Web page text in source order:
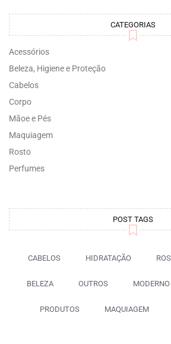
CATEGORIAS
Acessórios
Beleza, Higiene e Proteção
Cabelos
Corpo
Mãoe e Pés
Maquiagem
Rosto
Perfumes
POST TAGS
CABELOS HIDRATAÇÃO
BELEZA OUTROS MODERNO
PRODUTOS MAQUIAGEM